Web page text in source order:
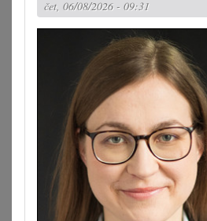
čet, 06/08/2026 - 09:31